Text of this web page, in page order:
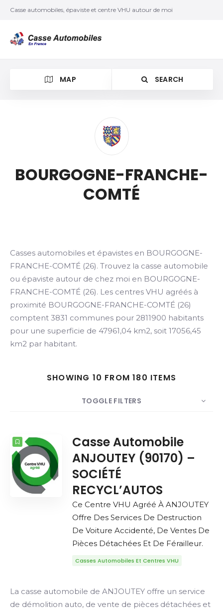
Casse automobiles, épaviste et centre VHU autour de moi
MAP SEARCH
Search
BOURGOGNE-FRANCHE-
COMTÉ
Casses automobiles et épavistes en BOURGOGNE-
FRANCHE-COMTÉ (26). Trouvez la casse automobile
ou épaviste autour de chez moi en BOURGOGNE-
FRANCHE-COMTÉ (26). Les centres VHU agréés à
proximité BOURGOGNE-FRANCHE-COMTÉ (26)
comptent 3831 communes pour 2811900 habitants
pour une superficie de 47961,04 km2, soit 17056,45
km2 par habitant.
SHOWING 10 FROM 180 ITEMS
TOGGLE FILTERS
COUNT
Casse Automobile
ANJOUTEY (90170) –
SOCIÉTÉ
RECYCL’AUTOS
Ce Centre VHU Agréé À ANJOUTEY
Offre Des Services De Destruction
De Voiture Accidenté, De Ventes De
Pièces Détachées Et De Férailleur.
Casses Automobiles Et Centres VHU
La casse automobile de ANJOUTEY offre un service
de démolition auto, de vente de pièces détachées et